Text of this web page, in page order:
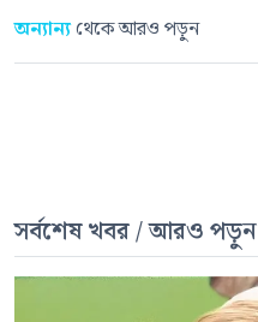
অন্যান্যথেকে আরও পড়ুন
সর্বশেষ খবর / আরও পড়ুন